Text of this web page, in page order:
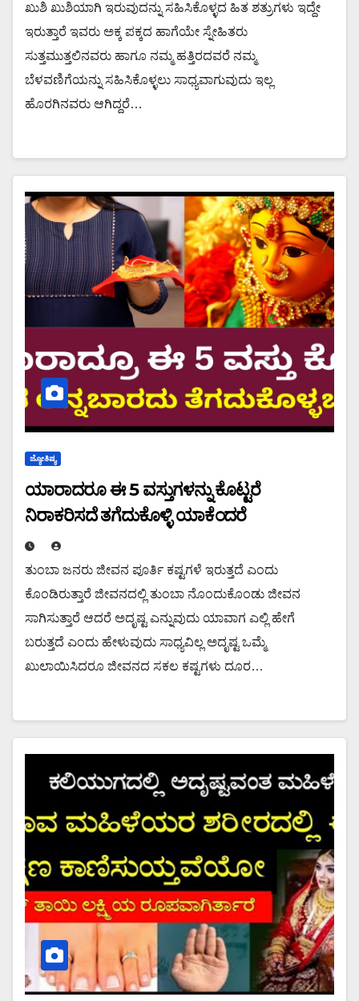
ಖುಶಿ ಖುಶಿಯಾಗಿ ಇರುವುದನ್ನು ಸಹಿಸಿಕೊಳ್ಳದ ಹಿತ ಶತ್ರುಗಳು ಇದ್ದೇ
ಇರುತ್ತಾರೆ ಇವರು ಅಕ್ಕ ಪಕ್ಕದ ಹಾಗೆಯೇ ಸ್ನೇಹಿತರು
ಸುತ್ತಮುತ್ತಲಿನವರು ಹಾಗೂ ನಮ್ಮ ಹತ್ತಿರದವರೆ ನಮ್ಮ
ಬೆಳವಣಿಗೆಯನ್ನು ಸಹಿಸಿಕೊಳ್ಳಲು ಸಾಧ್ಯವಾಗುವುದು ಇಲ್ಲ
ಹೊರಗಿನವರು ಆಗಿದ್ದರೆ…
ಜ್ಯೋತಿಷ್ಯ
ಯಾರಾದರೂ ಈ 5 ವಸ್ತುಗಳನ್ನು ಕೊಟ್ಟರೆ
ನಿರಾಕರಿಸದೆ ತಗೆದುಕೊಳ್ಳಿ ಯಾಕೆಂದರೆ
ತುಂಬಾ ಜನರು ಜೀವನ ಪೂರ್ತಿ ಕಷ್ಟಗಳೆ ಇರುತ್ತದೆ ಎಂದು
ಕೊಂಡಿರುತ್ತಾರೆ ಜೀವನದಲ್ಲಿ ತುಂಬಾ ನೊಂದುಕೊಂಡು ಜೀವನ
ಸಾಗಿಸುತ್ತಾರೆ ಆದರೆ ಅದೃಷ್ಟ ಎನ್ನುವುದು ಯಾವಾಗ ಎಲ್ಲಿ ಹೇಗೆ
ಬರುತ್ತದೆ ಎಂದು ಹೇಳುವುದು ಸಾಧ್ಯವಿಲ್ಲ ಅದೃಷ್ಟ ಒಮ್ಮೆ
ಖುಲಾಯಿಸಿದರೂ ಜೀವನದ ಸಕಲ ಕಷ್ಟಗಳು ದೂರ…